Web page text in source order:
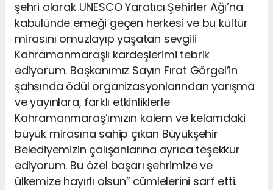
şehri olarak UNESCO Yaratıcı Şehirler Ağı’na
kabulünde emeği geçen herkesi ve bu kültür
mirasını omuzlayıp yaşatan sevgili
Kahramanmaraşlı kardeşlerimi tebrik
ediyorum. Başkanımız Sayın Fırat Görgel’in
şahsında ödül organizasyonlarından yarışma
ve yayınlara, farklı etkinliklerle
Kahramanmaraş’ımızın kalem ve kelamdaki
büyük mirasına sahip çıkan Büyükşehir
Belediyemizin çalışanlarına ayrıca teşekkür
ediyorum. Bu özel başarı şehrimize ve
ülkemize hayırlı olsun” cümlelerini sarf etti.